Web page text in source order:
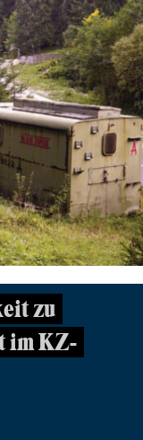
zu
im KZ-